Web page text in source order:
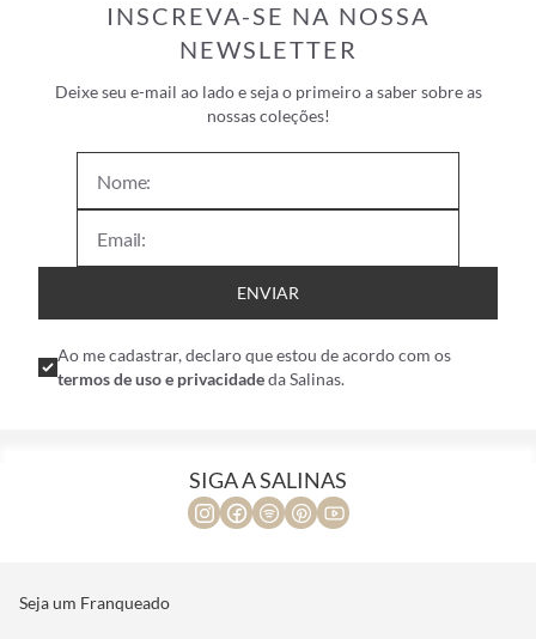
INSCREVA-SE NA NOSSA
NEWSLETTER
Deixe seu e-mail ao lado e seja o primeiro a saber sobre as
nossas coleções!
ENVIAR
Ao me cadastrar, declaro que estou de acordo com os
termos de uso e privacidadeda Salinas.
SIGA A SALINAS
Seja um Franqueado